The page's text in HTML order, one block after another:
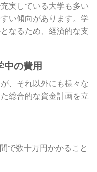
実している大学も多い
い傾向があります。学
なるため、経済的な支
中の費用
、それ以外にも様々な
総合的な資金計画を立
で数十万円かかること